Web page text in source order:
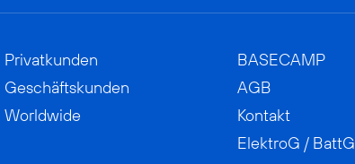
Privatkunden
Geschäftskunden
Worldwide
BASECAMP
AGB
Kontakt
ElektroG / BattG